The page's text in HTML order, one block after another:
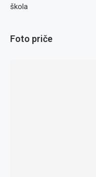
škola
Foto priče